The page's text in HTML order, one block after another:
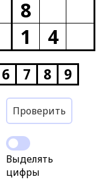
8
1 4
6 7 8 9
Проверить
Выделять
цифры